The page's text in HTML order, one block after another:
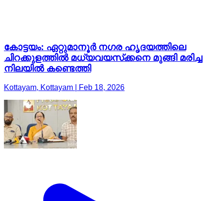
കോട്ടയം: ഏറ്റുമാനൂര്‍ നഗര ഹൃദയത്തിലെ
ചിറക്കുളത്തില്‍ മധ്യവയസ്‌ക്കനെ മുങ്ങി മരിച്ച
നിലയില്‍ കണ്ടെത്തി
Kottayam, Kottayam | Feb 18, 2026